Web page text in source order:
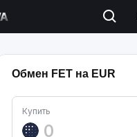
Обмен FET на EUR
Купить